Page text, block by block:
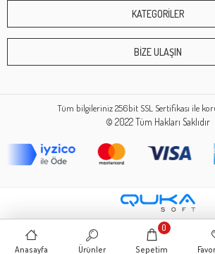
KATEGORİLER
BİZE ULAŞIN
Tüm bilgileriniz 256bit SSL Sertifikası ile
© 2022Tüm Hakları Saklıdır
Anasayfa Ürünler Sepetim
0